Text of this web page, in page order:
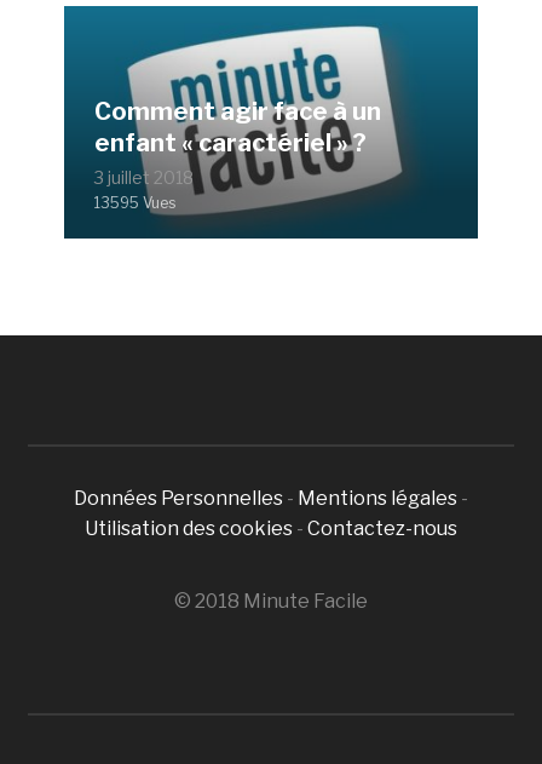
Comment agir face à un
enfant « caractériel » ?
3 juillet 2018
13595 Vues
Données Personnelles - Mentions légales -
Utilisation des cookies - Contactez-nous
© 2018 Minute Facile